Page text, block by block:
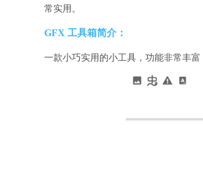
常实用。
GFX 工具箱简介：
一款小巧实用的小工具，功能非常丰